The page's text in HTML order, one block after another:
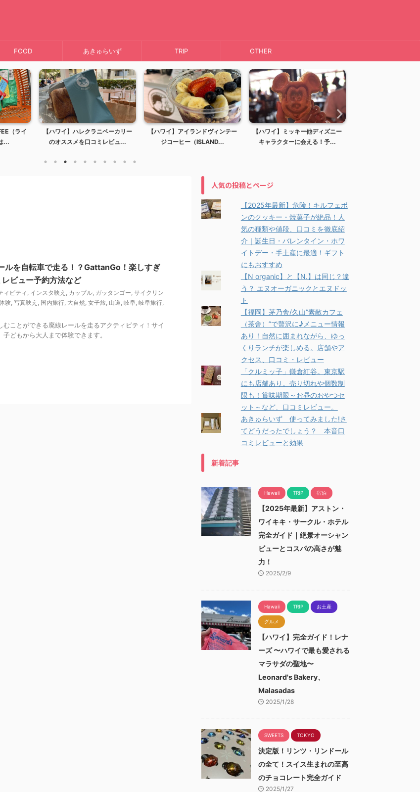
FOOD あきゅらいず TRIP OTHER
（ライ
...
【ハワイ】ハレクラニベーカリー
のオススメを口コミレビュ...
【ハワイ】アイランドヴィンテー
ジコーヒー（ISLAND...
【ハワイ】ミッキー他ディズニー
キャラクターに会える！予...
ルを自転車で走る！？GattanGo！楽しすぎ
ビュー予約方法など
ィビティ インスタ映え カップル ガッタンゴー サイクリン
験 写真映え 国内旅行 大自然 女子旅 山道 岐阜 岐阜旅行
ことができる廃線レールを走るアクティビティ！サイ
どもから大人まで体験できます。
人気の投稿とページ
【2025年最新】危険！キルフェボ
ンのクッキー・焼菓子が絶品！人
気の種類や値段、口コミを徹底紹
介｜誕生日・バレンタイン・ホワ
イトデー・手土産に最適！ギフト
にもおすすめ
【N organic】と【N.】は同じ？違
う？ エヌオーガニックとエヌドッ
ト
【福岡】茅乃舎/久山”素敵カフェ
（茶舎）”で贅沢に♪メニュー情報
あり！自然に囲まれながら、ゆっ
くりランチが楽しめる。店舗やア
クセス、口コミ・レビュー
「クルミッ子」鎌倉紅谷。東京駅
にも店舗あり。売り切れや個数制
限も！賞味期限～お昼のおやつセ
ット～など、口コミレビュー。
あきゅらいず 使ってみました!さ
てどうだったでしょう？ 本音口
コミレビューと効果
新着記事
Hawaii TRIP 宿泊
【2025年最新】アストン・
ワイキキ・サークル・ホテル
完全ガイド｜絶景オーシャン
ビューとコスパの高さが魅
力！
2025/2/9
Hawaii TRIP お土産
グルメ
【ハワイ】完全ガイド！レナ
ーズ 〜ハワイで最も愛される
マラサダの聖地〜
Leonard's Bakery、
Malasadas
2025/1/28
SWEETS TOKYO
決定版！リンツ・リンドール
の全て！スイス生まれの至高
のチョコレート完全ガイド
2025/1/27